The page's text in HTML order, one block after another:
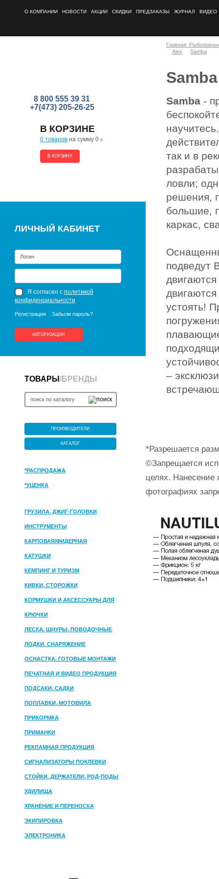
О КОМПАНИИ НОВОСТИ АКЦИИ СКИДКИ ПРЕДЗАКАЗЫ ЖУРНАЛ ВИДЕО
8 800 555 39 31
+7(473) 205-26-25
В КОРЗИНЕ
0 товаров на сумму 0 a
В КОРЗИНУ
ЛИЧНЫЙ КАБИНЕТ
Я согласен с политикой
конфиденциальности
Регистрация Забыли пароль?
АВТОРИЗАЦИЯ
ТОВАРЫ /БРЕНДЫ
ПРОИЗВОДИТЕЛИ
КАТАЛОГ
*РАСПРОДАЖА
*УЦЕНКА
ГРУЗИЛА, ДЖИГ-ГОЛОВКИ
ИНСТРУМЕНТЫ
КАРПОВАЯ/ФИДЕРНАЯ
КАТУШКИ
КЕМПИНГ И ТУРИЗМ
КИВКИ, СТОРОЖКИ
КОРМУШКИ И АКСЕССУАРЫ ДЛЯ
ПРИКОРМКИ
КРЮЧКИ
ЛЕСКА, ШНУРЫ, ПОВОДОЧНЫЕ
МАТЕРИАЛЫ
ЛОДКИ, СНАРЯЖЕНИЕ
ОСНАСТКА, ГОТОВЫЕ МОНТАЖИ
ПЕЧАТНАЯ И ВИДЕО ПРОДУКЦИЯ
ПОДСАКИ, САДКИ
ПОПЛАВКИ, МОТОВИЛА
ПРИКОРМКА
ПРИМАНКИ
РЕКЛАМНАЯ ПРОДУКЦИЯ
СИГНАЛИЗАТОРЫ ПОКЛЕВКИ
СТОЙКИ, ДЕРЖАТЕЛИ, РОД-ПОДЫ
УДИЛИЩА
ХРАНЕНИЕ И ПЕРЕНОСКА
ЭКИПИРОВКА
ЭЛЕКТРОНИКА
Главная:
Alex
Samba
Samba -
так и в
ловли;
решения,
большие,
каркас,
подведут
устоять!
–
*Разрешается
©Запрещается
целях. Нанесение
фотографиях